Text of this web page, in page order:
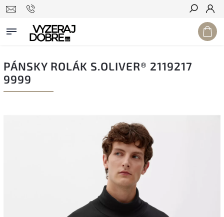
Hľadať
PÁNSKY ROLÁK S.OLIVER® 2119217
9999